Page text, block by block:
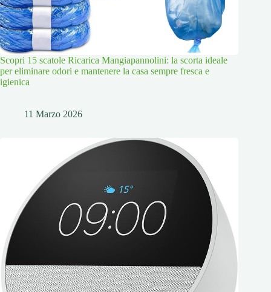
Scopri 15 scatole Ricarica Mangiapannolini: la scorta ideale
per eliminare odori e mantenere la casa sempre fresca e
igienica
11 Marzo 2026